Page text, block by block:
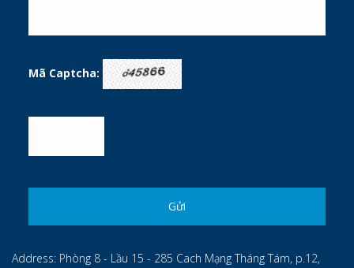
Mã Captcha:
Address: Phòng 8 - Lầu 15 - 285 Cach Mạng Tháng Tám, p.12,